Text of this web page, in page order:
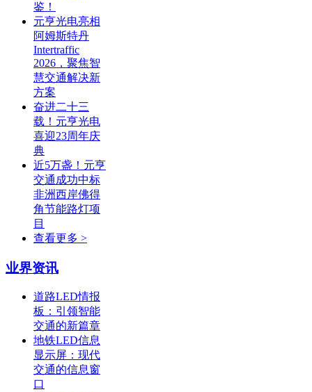
鉴！
元亨光电亮相
阿姆斯特丹
Intertraffic
2026，聚焦智
慧交通解决新
方案
奋进二十三
载！元亨光电
喜迎23周年庆
典
近5万盏！元亨
交通成功中标
非洲西岸佛得
角节能路灯项
目
查看更多 >
业界资讯
道路LED情报
板：引领智能
交通的新篇章
地铁LED信息
显示屏：现代
交通的信息窗
口